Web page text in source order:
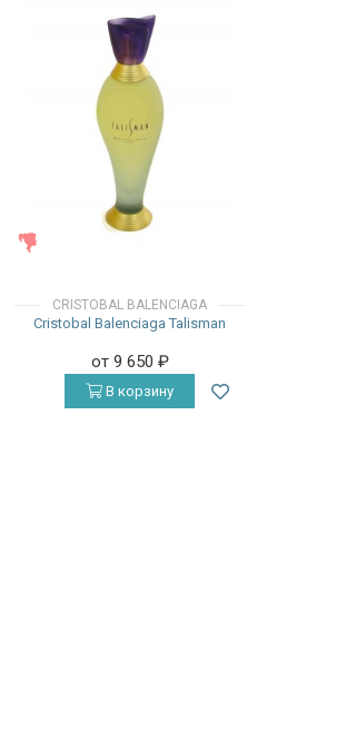
CRISTOBAL BALENCIAGA
Cristobal Balenciaga Talisman
от 9 650 ₽
В корзину